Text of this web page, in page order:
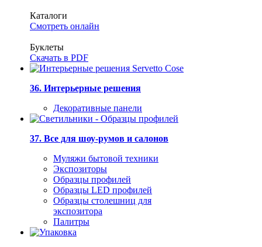
Каталоги
Смотреть онлайн
Буклеты
Скачать в PDF
36. Интерьерные решения
Декоративные панели
37. Все для шоу-румов и салонов
Муляжи бытовой техники
Экспозиторы
Образцы профилей
Образцы LED профилей
Образцы столешниц для
экспозитора
Палитры